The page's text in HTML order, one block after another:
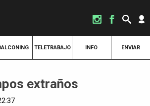
TELETRABAJO INFO ENVIAR
extraños